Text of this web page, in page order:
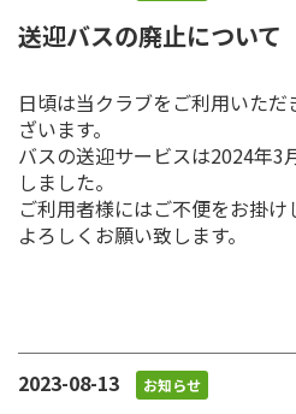
送迎バスの廃止について
日頃は当クラブをご利用いた
ざいます。
バスの送迎サービスは2024年3
しました。
ご利用者様にはご不便をお掛け
よろしくお願い致します。
2023-08-13 お知らせ